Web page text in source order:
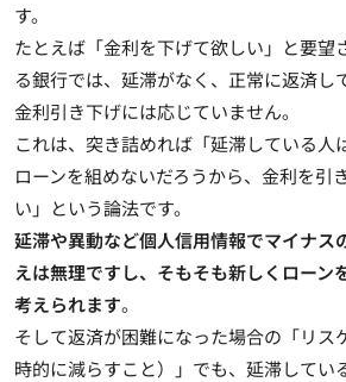
す。
たとえば「金利を下げて欲しい」と要望
る銀行では、延滞がなく、正常に返済し
金利引き下げには応じていません。
これは、突き詰めれば「延滞している人
ローンを組めないだろうから、金利を引
い」という論法です。
延滞や異動など個人信用情報でマイナス
えは無理ですし、そもそも新しくローン
考えられます。
そして返済が困難になった場合の「リス
時的に減らすこと）」でも、延滞してい